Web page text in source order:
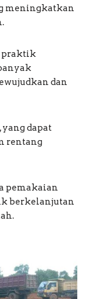
meningkatkan
praktik
dan
dapat
rentang
pemakaian
berkelanjutan